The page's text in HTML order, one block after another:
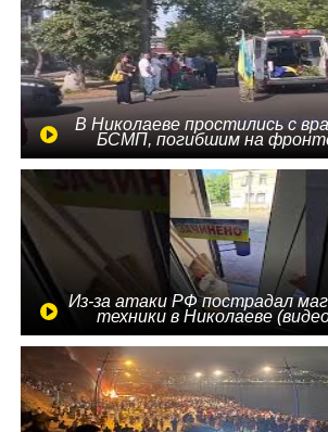
В Николаеве простились с
БСМП, погибшим на
Из-за атаки РФ пострадал
техники в Николаеве